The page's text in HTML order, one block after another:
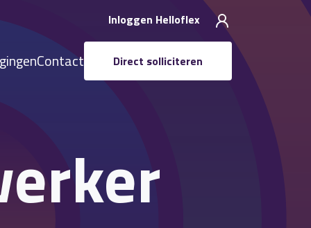
Inloggen Helloflex
Contact Direct solliciteren